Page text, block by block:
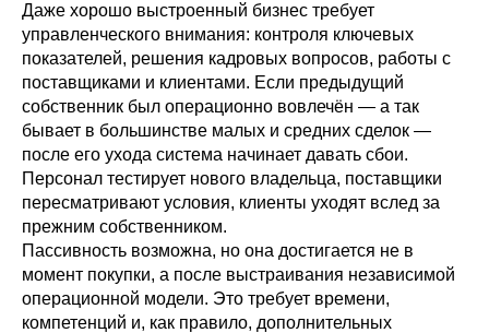
Даже хорошо выстроенный бизнес требует
управленческого внимания: контроля ключевых
показателей, решения кадровых вопросов, работы с
поставщиками и клиентами. Если предыдущий
собственник был операционно вовлечён — а так
бывает в большинстве малых и средних сделок —
после его ухода система начинает давать сбои.
Персонал тестирует нового владельца, поставщики
пересматривают условия, клиенты уходят вслед за
прежним собственником.
Пассивность возможна, но она достигается не в
момент покупки, а после выстраивания независимой
операционной модели. Это требует времени,
компетенций и, как правило, дополнительных